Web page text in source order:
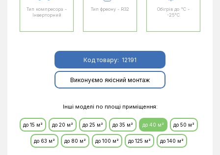
Тип компресора -
Інверторний
Тип фреону - R32
Обігрів до °C -
-25°C
Код товару: 12191
Виконуємо якісний монтаж
Інші моделі по площі приміщення:
до 15 м² до 20 м² до 25 м² до 35 м² до 40 м² до 50 м²
до 63 м² до 80 м² до 100 м² до 125 м² до 140 м²